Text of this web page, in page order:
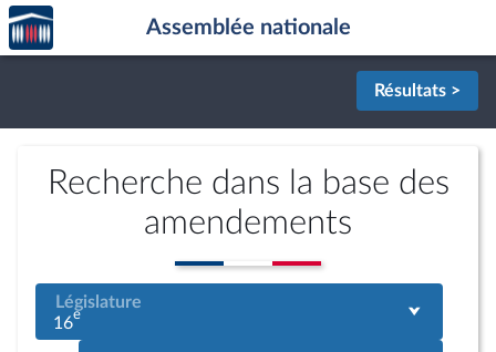
Aller au contenu
Aller en bas de la page
Accèder
à la
page
Assemblée nationale
Résultats >
Recherche dans la base des
amendements
Législature
16e